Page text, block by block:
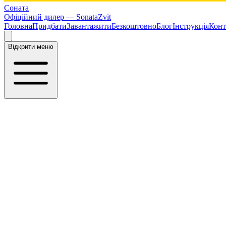
Соната
Офіційний дилер — SonataZvit
ГоловнаПридбатиЗавантажитиБезкоштовноБлогІнструкція
Відкрити меню